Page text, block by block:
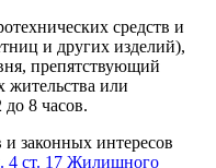
средств и
и других изделий),
препятствующий
жительства или
8 часов.
законных интересов
4 ст. 17 Жилищного